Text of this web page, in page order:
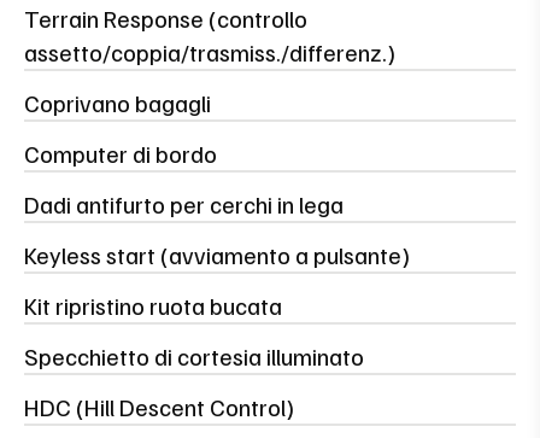
Terrain Response (controllo
assetto/coppia/trasmiss./differenz.)
Coprivano bagagli
Computer di bordo
Dadi antifurto per cerchi in lega
Keyless start (avviamento a pulsante)
Kit ripristino ruota bucata
Specchietto di cortesia illuminato
HDC (Hill Descent Control)